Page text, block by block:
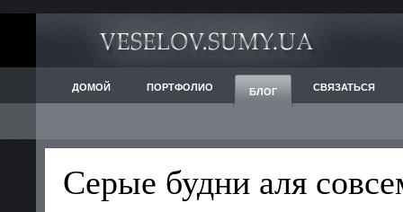
ДОМОЙ ПОРТФОЛИО БЛОГ СВЯЗАТЬСЯ
Серые будни аля